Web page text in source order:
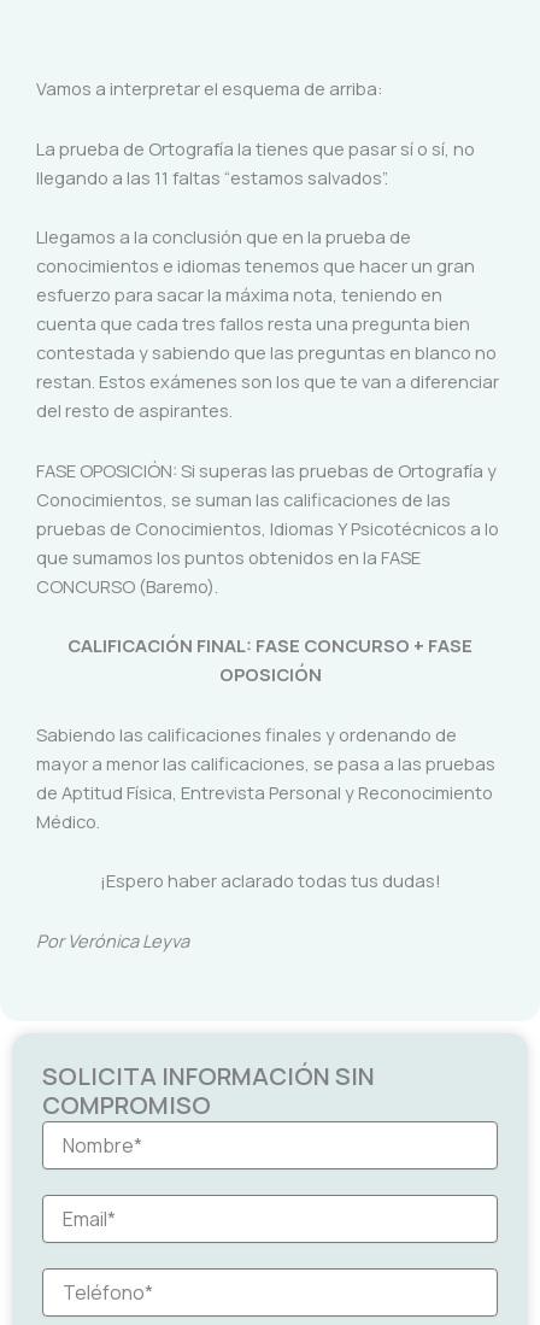
Vamos a interpretar el esquema de arriba:
La prueba de Ortografía la tienes que pasar sí o sí, no
llegando a las 11 faltas “estamos salvados”.
Llegamos a la conclusión que en la prueba de
conocimientos e idiomas tenemos que hacer un gran
esfuerzo para sacar la máxima nota, teniendo en
cuenta que cada tres fallos resta una pregunta bien
contestada y sabiendo que las preguntas en blanco no
restan. Estos exámenes son los que te van a diferenciar
del resto de aspirantes.
FASE OPOSICIÓN: Si superas las pruebas de Ortografía y
Conocimientos, se suman las calificaciones de las
pruebas de Conocimientos, Idiomas Y Psicotécnicos a lo
que sumamos los puntos obtenidos en la FASE
CONCURSO (Baremo).
CALIFICACIÓN FINAL: FASE CONCURSO + FASE
OPOSICIÓN
Sabiendo las calificaciones finales y ordenando de
mayor a menor las calificaciones, se pasa a las pruebas
de Aptitud Física, Entrevista Personal y Reconocimiento
Médico.
¡Espero haber aclarado todas tus dudas!
Por Verónica Leyva
SOLICITA INFORMACIÓN SIN
COMPROMISO